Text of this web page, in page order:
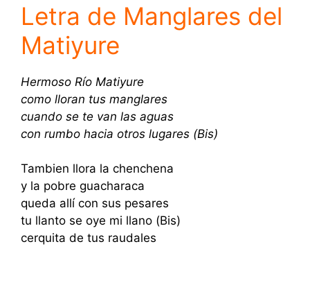
Letra de Manglares del
Matiyure
Hermoso Río Matiyure
como lloran tus manglares
cuando se te van las aguas
con rumbo hacia otros lugares (Bis)
Tambien llora la chenchena
y la pobre guacharaca
queda allí con sus pesares
tu llanto se oye mi llano (Bis)
cerquita de tus raudales